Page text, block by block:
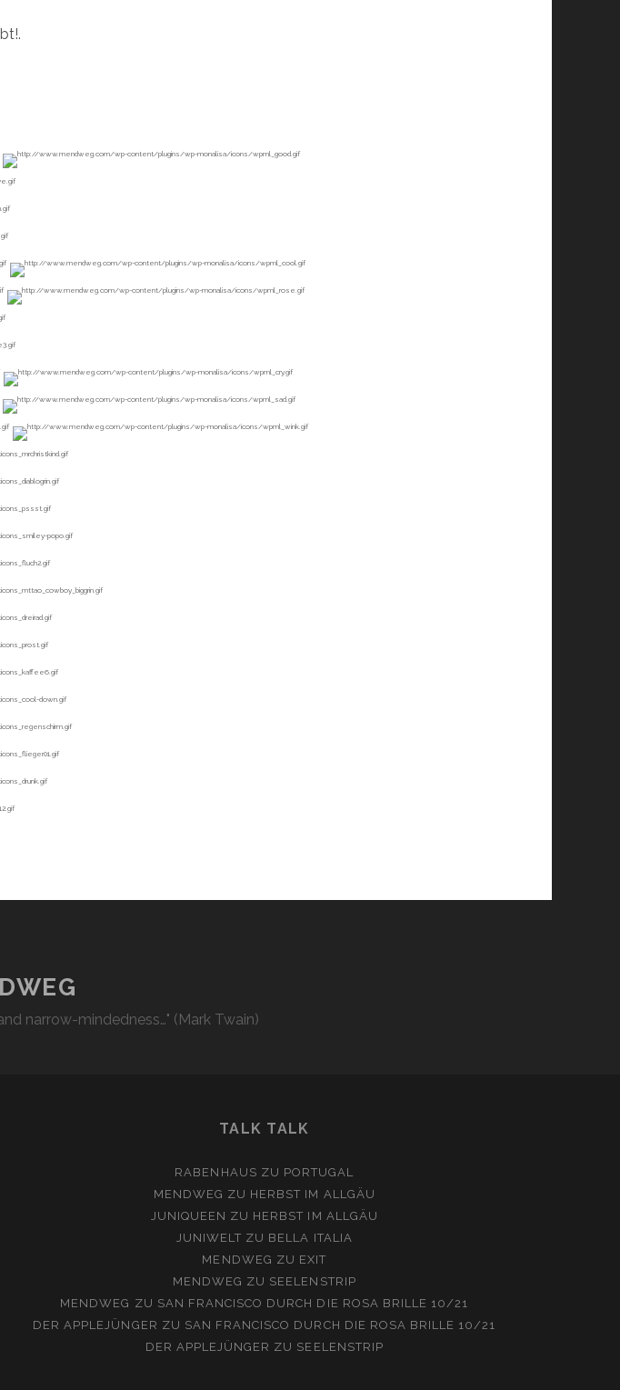
narrow-mindedness…" (Mark Twain)
TALK TALK
RABENHAUS ZU PORTUGAL
MENDWEG ZU HERBST IM ALLGÄU
JUNIQUEEN ZU HERBST IM ALLGÄU
JUNIWELT ZU BELLA ITALIA
MENDWEG ZU EXIT
MENDWEG ZU SEELENSTRIP
MENDWEG ZU SAN FRANCISCO DURCH DIE ROSA BRILLE 10/21
DER APPLEJÜNGER ZU SAN FRANCISCO DURCH DIE ROSA BRILLE 10/21
DER APPLEJÜNGER ZU SEELENSTRIP